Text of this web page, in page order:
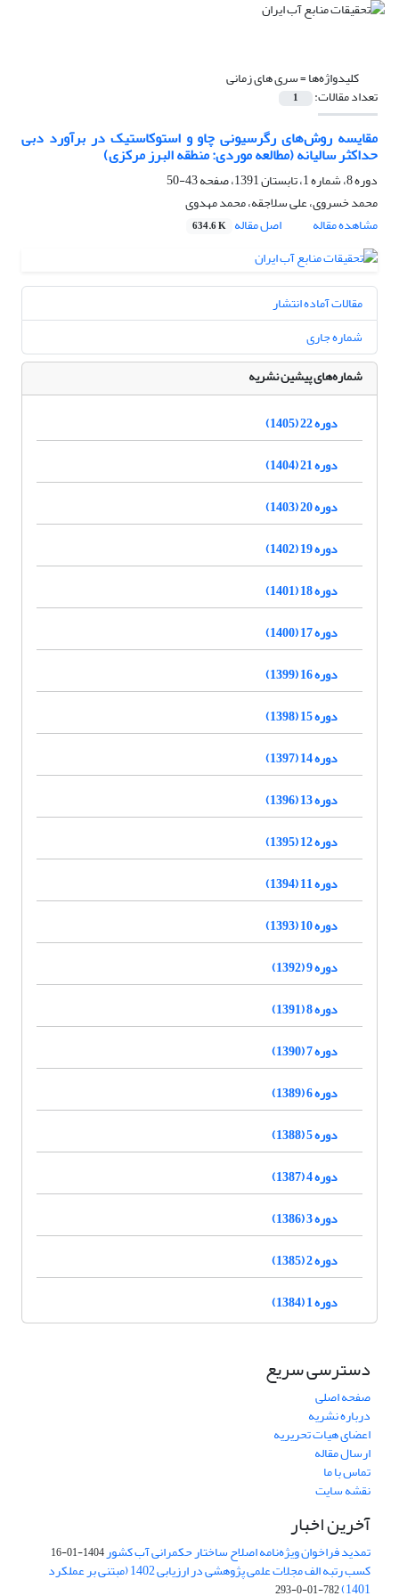
کلیدواژه‌ها =سری های زمانی
تعداد مقالات: 1
مقایسه روش‌های رگرسیونی چاو و استوکاستیک در برآورد دبی
حداکثر سالیانه (مطالعه موردی: منطقه البرز مرکزی)
دوره 8، شماره 1، تابستان 1391، صفحه
43-50
محمد خسروی، علی سلاجقه، محمد مهدوی
مشاهده مقاله
اصل مقاله 634.6 K
مقالات آماده انتشار
شماره جاری
شماره‌های پیشین نشریه
دوره 22 (1405)
دوره 21 (1404)
دوره 20 (1403)
دوره 19 (1402)
دوره 18 (1401)
دوره 17 (1400)
دوره 16 (1399)
دوره 15 (1398)
دوره 14 (1397)
دوره 13 (1396)
دوره 12 (1395)
دوره 11 (1394)
دوره 10 (1393)
دوره 9 (1392)
دوره 8 (1391)
دوره 7 (1390)
دوره 6 (1389)
دوره 5 (1388)
دوره 4 (1387)
دوره 3 (1386)
دوره 2 (1385)
دوره 1 (1384)
دسترسی سریع
صفحه اصلی
درباره نشریه
اعضای هیات تحریریه
ارسال مقاله
تماس با ما
نقشه سایت
آخرین اخبار
تمدید فراخوان ویژه‌نامه اصلاح ساختار حکمرانی آب کشور1404-01-16
کسب رتبه الف مجلات علمی پژوهشی در ارزیابی 1402 (مبتنی بر عملکرد
1401)
782-01-0-293